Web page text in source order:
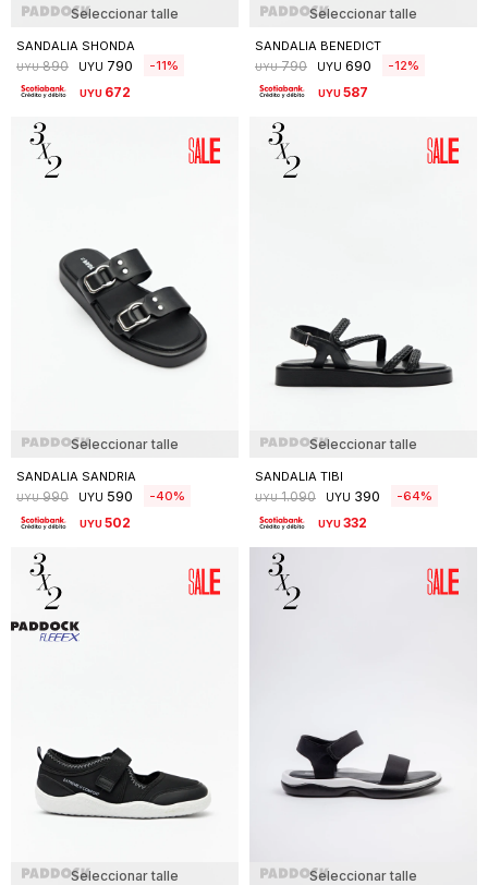
Seleccionar talle
SANDALIA SHONDA
UYU 890 UYU 790 11
UYU 672
Seleccionar talle
SANDALIA BENEDICT
UYU 790 UYU 690 12
UYU587
Seleccionar talle
SANDALIA SANDRIA
UYU 990 UYU 590 40
UYU502
Seleccionar talle
SANDALIA TIBI
UYU 1.090 UYU 390 64
UYU332
Seleccionar talle Seleccionar talle